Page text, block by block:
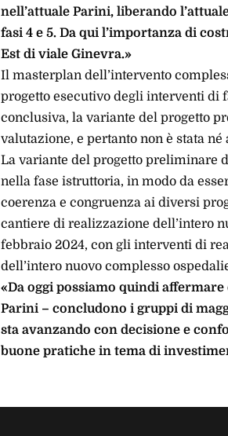
nell’attuale Parini, liberando
fasi 4 e 5. Da qui l’importanza di
Est di viale Ginevra.»
Il masterplan dell’intervento
progetto esecutivo degli interventi di
conclusiva, la variante del progetto
valutazione, e pertanto non è stata
La variante del progetto preliminare
nella fase istruttoria, in modo da
coerenza e congruenza ai diversi
cantiere di realizzazione dell’intero
febbraio 2024, con gli interventi di
dell’intero nuovo complesso
«Da oggi possiamo quindi
Parini – concludono i gruppi di
sta avanzando con decisione e
buone pratiche in tema di